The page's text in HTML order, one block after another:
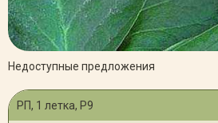
Недоступные предложения
РП, 1 летка, Р9